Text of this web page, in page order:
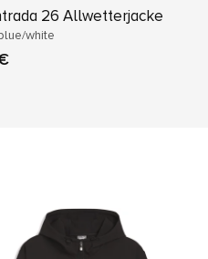
26 Allwetterjacke
white